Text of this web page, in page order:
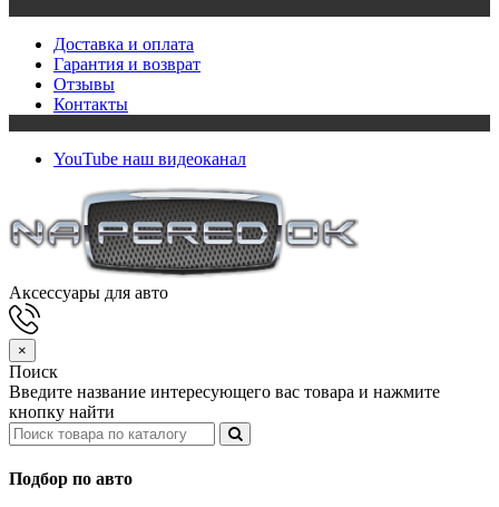
Доставка и оплата
Гарантия и возврат
Отзывы
Контакты
YouTube наш видеоканал
Аксессуары для авто
×
Поиск
Введите название интересующего вас товара и нажмите
кнопку найти
Подбор по авто